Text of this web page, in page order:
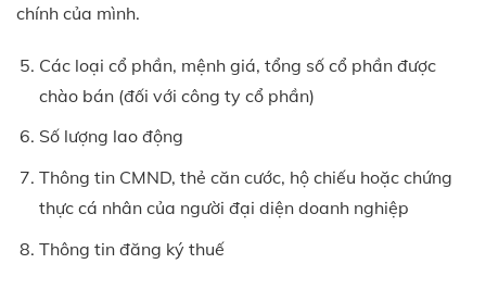
chính của mình.
Các loại cổ phần, mệnh giá, tổng số cổ phần được
chào bán (đối với công ty cổ phần)
Số lượng lao động
Thông tin CMND, thẻ căn cước, hộ chiếu hoặc chứng
thực cá nhân của người đại diện doanh nghiệp
Thông tin đăng ký thuế